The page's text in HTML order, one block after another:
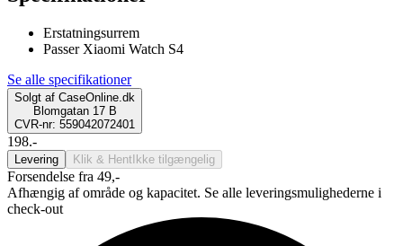
Erstatningsurrem
Passer Xiaomi Watch S4
Se alle specifikationer
Solgt af CaseOnline.dk
Blomgatan 17 B
CVR-nr: 559042072401
198.-
Levering Klik & Hent Ikke tilgængelig
Forsendelse fra 49,-
Afhængig af område og kapacitet. Se alle leveringsmulighederne i
check-out